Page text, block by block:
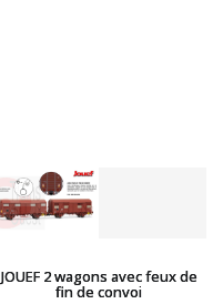
JOUEF 2 wagons avec feux de
fin de convoi